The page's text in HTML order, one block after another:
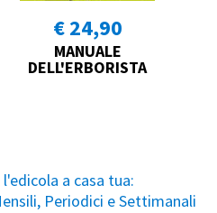
€ 24,90
MANUALE
DELL'ERBORISTA
a casa tua:
Periodici e Settimanali